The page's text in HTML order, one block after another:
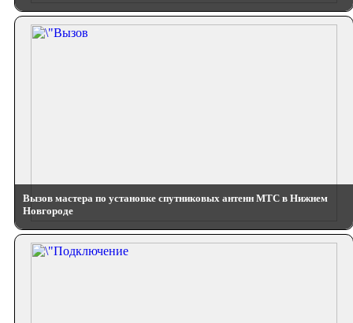
Вызов мастера по установке спутниковых антенн МТС в Нижнем
Новгороде